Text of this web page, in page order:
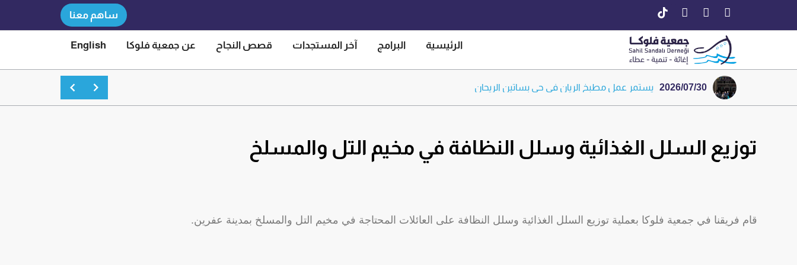
ساهم معنا
الرئيسية البرامج آخر المستجدات قصص النجاح عن جمعية فلوكا English
2026/07/30 يستمر عمل مطبخ الريان في حي بساتين الريحان
قام فريق جمعية فلوكا التطوعي بزيارة لدار المسنين في محافظة اللاذقية
خمسة عشر عامًا من العطاء… وخمسة عشر عامًا من الحلم الذي أصبح واقعًا.
توزيع السلل الغذائية وسلل النظافة في مخيم التل والمسلخ
قام فريقنا في جمعية فلوكا بعملية توزيع السلل الغذائية وسلل النظافة على العائلات المحتاجة في مخيم التل والمسلخ بمدينة عفرين.